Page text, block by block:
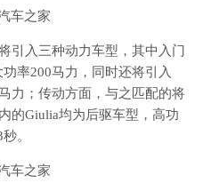
入三种动力车型，其中入门
率200马力，同时还将引入
力；传动方面，与之匹配的将
的Giulia均为后驱车型，高功
。